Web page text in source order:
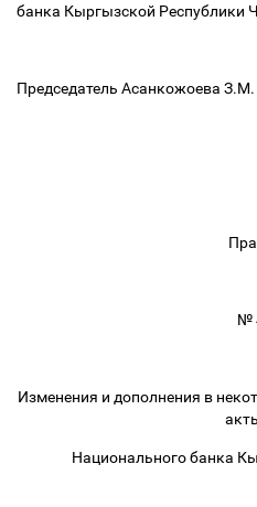
банка Кыргызской Республики
Председатель Асанкожоева З.М.
№
Изменения и дополнения в
Национального банка